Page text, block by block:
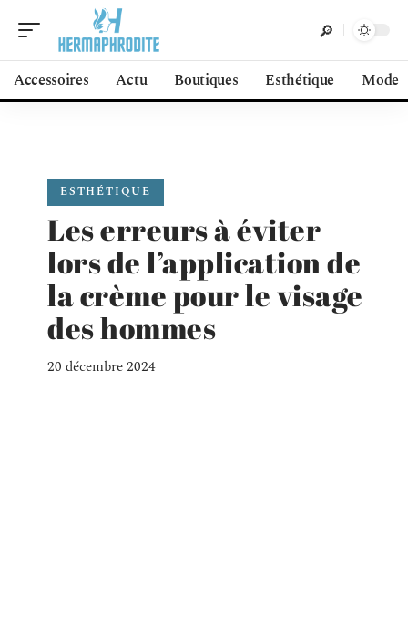
Accessoires Actu Boutiques Esthétique Mode
ESTHÉTIQUE
Les erreurs à éviter
lors de l’application de
la crème pour le visage
des hommes
20 décembre 2024